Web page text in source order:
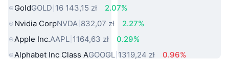
GoldGOLD 16 143,15 zł
2.07%
Nvidia CorpNVDA 832,07 zł
2.27%
Apple Inc.AAPL 1164,63 zł
0.29%
Alphabet Inc Class AGOOGL 1319,24 zł
0.96%